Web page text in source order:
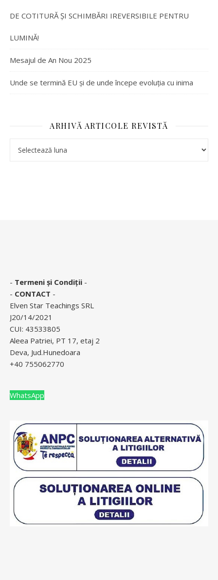
DE COTITURĂ ȘI SCHIMBĂRI IREVERSIBILE PENTRU
LUMINĂ!
Mesajul de An Nou 2025
Unde se termină EU și de unde începe evoluția cu inima
ARHIVĂ ARTICOLE REVISTĂ
- Termeni și Condiții -
- CONTACT -
Elven Star Teachings SRL
J20/14/2021
CUI: 43533805
Aleea Patriei, PT 17, etaj 2
Deva, Jud.Hunedoara
+40 755062770
WhatsApp